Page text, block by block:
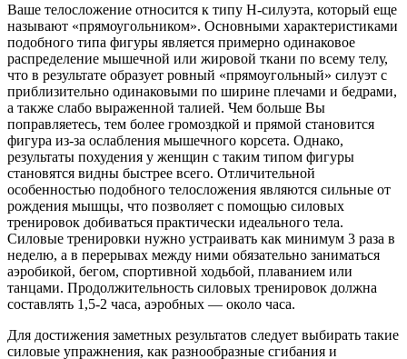
Ваше телосложение относится к типу Н-силуэта, который еще
называют «прямоугольником». Основными характеристиками
подобного типа фигуры является примерно одинаковое
распределение мышечной или жировой ткани по всему телу,
что в результате образует ровный «прямоугольный» силуэт с
приблизительно одинаковыми по ширине плечами и бедрами,
а также слабо выраженной талией. Чем больше Вы
поправляетесь, тем более громоздкой и прямой становится
фигура из-за ослабления мышечного корсета. Однако,
результаты похудения у женщин с таким типом фигуры
становятся видны быстрее всего. Отличительной
особенностью подобного телосложения являются сильные от
рождения мышцы, что позволяет с помощью силовых
тренировок добиваться практически идеального тела.
Силовые тренировки нужно устраивать как минимум 3 раза в
неделю, а в перерывах между ними обязательно заниматься
аэробикой, бегом, спортивной ходьбой, плаванием или
танцами. Продолжительность силовых тренировок должна
составлять 1,5-2 часа, аэробных — около часа.
Для достижения заметных результатов следует выбирать такие
силовые упражнения, как разнообразные сгибания и